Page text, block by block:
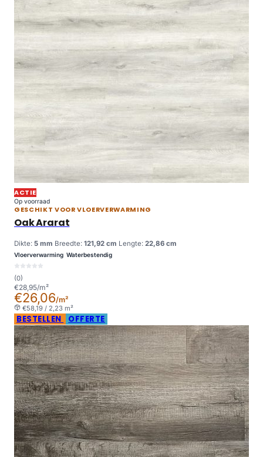
ACTIE
Op voorraad
GESCHIKT VOOR VLOERVERWARMING
Oak Ararat
Dikte: 5 mm Breedte: 121,92 cm Lengte: 22,86 cm
Vloerverwarming Waterbestendig
(0)
€28,95/m²
€26,06/m²
€58,19 / 2,23 m²
BESTELLEN OFFERTE